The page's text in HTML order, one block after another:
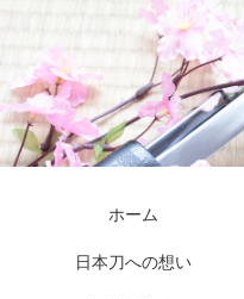
ホーム
日本刀への想い